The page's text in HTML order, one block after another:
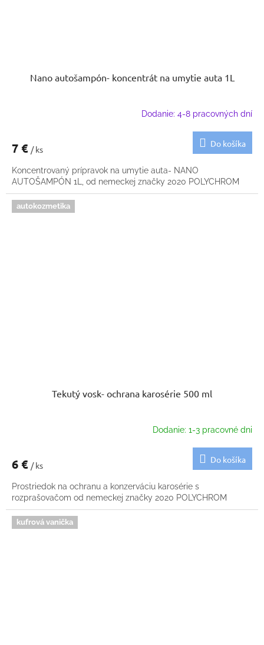
Nano autošampón- koncentrát na umytie auta 1L
Dodanie: 4-8 pracovných dní
7 € / ks
Do košíka
Koncentrovaný prípravok na umytie auta- NANO
AUTOŠAMPÓN 1L, od nemeckej značky 2020 POLYCHROM
autokozmetika
Tekutý vosk- ochrana karosérie 500 ml
Dodanie: 1-3 pracovné dni
6 € / ks
Do košíka
Prostriedok na ochranu a konzerváciu karosérie s
rozprašovačom od nemeckej značky 2020 POLYCHROM
kufrová vanička